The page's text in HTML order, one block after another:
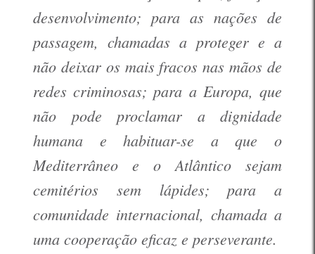
desenvolvimento; para as nações de
passagem, chamadas a proteger e a
não deixar os mais fracos nas mãos de
redes criminosas; para a Europa, que
não pode proclamar a dignidade
humana e habituar-se a que o
Mediterrâneo e o Atlântico sejam
cemitérios sem lápides; para a
comunidade internacional, chamada a
uma cooperação eficaz e perseverante.